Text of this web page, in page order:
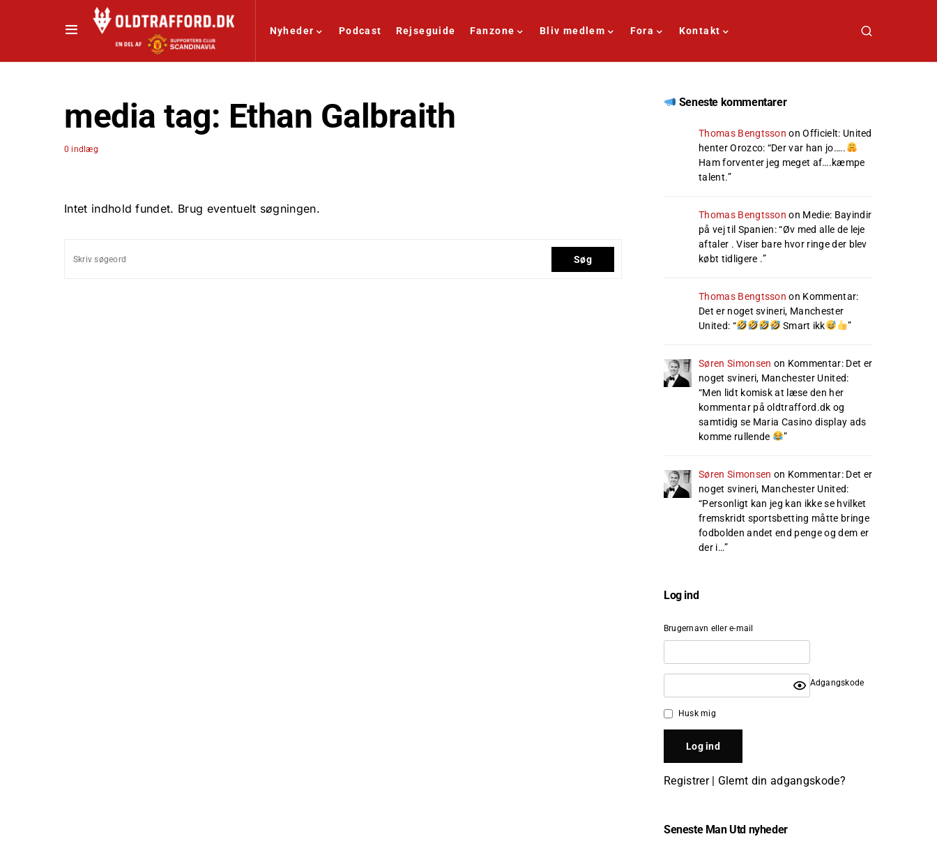
Nyheder Podcast Rejseguide Fanzone Bliv medlem Fora Kontakt
media tag: Ethan Galbraith
0 indlæg
Intet indhold fundet. Brug eventuelt søgningen.
Søg
Seneste kommentarer
Thomas Bengtsson onOfficielt: United
henter Orozco: “Der var han jo…..
Ham forventer jeg meget af….kæmpe
talent.”
Thomas Bengtsson on Medie: Bayindir
på vej til Spanien: “Øv med alle de leje
aftaler . Viser bare hvor ringe der blev
købt tidligere .”
Thomas Bengtsson on Kommentar:
Det er noget svineri, Manchester
United: “ Smart ikk ”
Søren Simonsen on Kommentar: Det er
noget svineri, Manchester United:
“Men lidt komisk at læse den her
kommentar på oldtrafford.dk og
samtidig se Maria Casino display ads
komme rullende
”
Søren Simonsen on Kommentar: Det er
noget svineri, Manchester United:
“Personligt kan jeg kan ikke se hvilket
fremskridt sportsbetting måtte bringe
fodbolden andet end penge og dem er
der i…”
Log ind
Brugernavn eller e-mail
Adgangskode
Husk mig
Registrer| Glemt din adgangskode?
Seneste Man Utd nyheder